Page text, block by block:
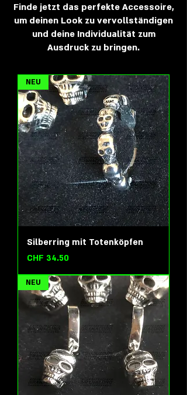
Finde jetzt das perfekte Accessoire,
um deinen Look zu vervollständigen
und deine Individualität zum
Ausdruck zu bringen.
NEU
Silberring mit Totenköpfen
Preis
CHF 34.50
NEU